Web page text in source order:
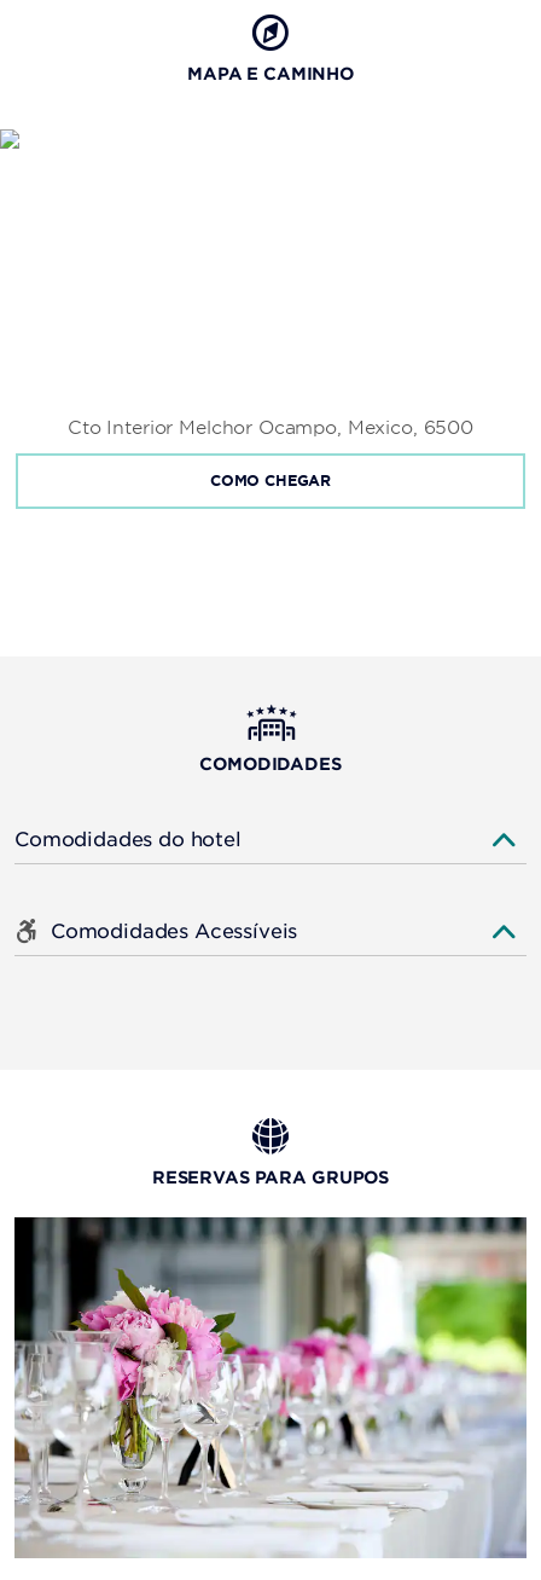
MAPA E CAMINHO
Cto Interior Melchor Ocampo, Mexico, 6500
COMO CHEGAR
COMODIDADES
Comodidades do hotel
Comodidades Acessíveis
RESERVAS PARA GRUPOS